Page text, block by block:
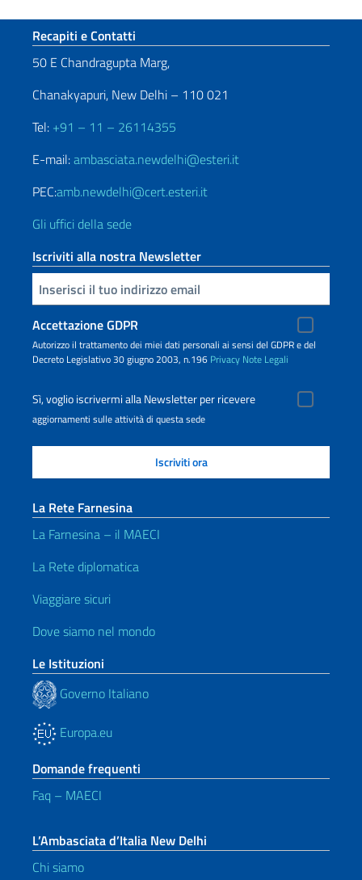
Sezione footer
Recapiti e Contatti
50 E Chandragupta Marg,
Chanakyapuri, New Delhi – 110 021
Tel: +91 – 11 – 26114355
E-mail:ambasciata.newdelhi@esteri.it
PEC:amb.newdelhi@cert.esteri.it
Gli uffici della sede
Iscriviti alla nostra Newsletter
Inserisci la tua email
Accettazione GDPR
Autorizzo il trattamento dei miei dati personali ai sensi del GDPR e del
Decreto Legislativo 30 giugno 2003, n.196 Privacy Note Legali
Sì, voglio iscrivermi alla Newsletter per ricevere
aggiornamenti sulle attività di questa sede
La Rete Farnesina
La Farnesina – il MAECI
La Rete diplomatica
Viaggiare sicuri
Dove siamo nel mondo
Le Istituzioni
Governo Italiano
Europa.eu
Domande frequenti
Faq – MAECI
L’Ambasciata d’Italia New Delhi
Chi siamo